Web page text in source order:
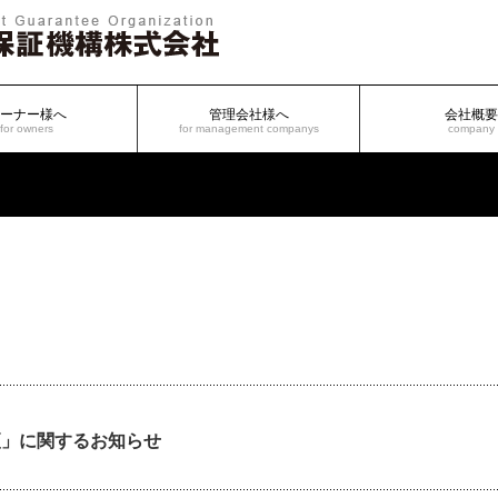
ナー様へ
for owners
管理会社様へ
for management companys
会社概要
company
に関するお知らせ